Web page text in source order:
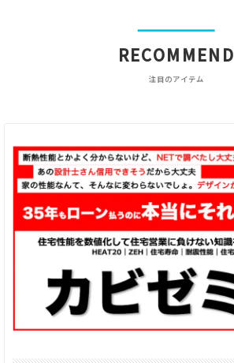
RECOMMEND
注目のアイテム